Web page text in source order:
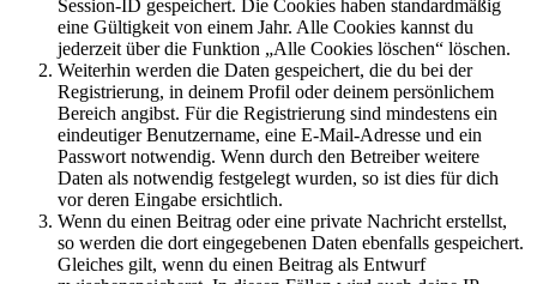
Session-ID gespeichert. Die Cookies haben standardmäßig
eine Gültigkeit von einem Jahr. Alle Cookies kannst du
jederzeit über die Funktion „Alle Cookies löschen“ löschen.
Weiterhin werden die Daten gespeichert, die du bei der
Registrierung, in deinem Profil oder deinem persönlichem
Bereich angibst. Für die Registrierung sind mindestens ein
eindeutiger Benutzername, eine E-Mail-Adresse und ein
Passwort notwendig. Wenn durch den Betreiber weitere
Daten als notwendig festgelegt wurden, so ist dies für dich
vor deren Eingabe ersichtlich.
Wenn du einen Beitrag oder eine private Nachricht erstellst,
so werden die dort eingegebenen Daten ebenfalls gespeichert.
Gleiches gilt, wenn du einen Beitrag als Entwurf